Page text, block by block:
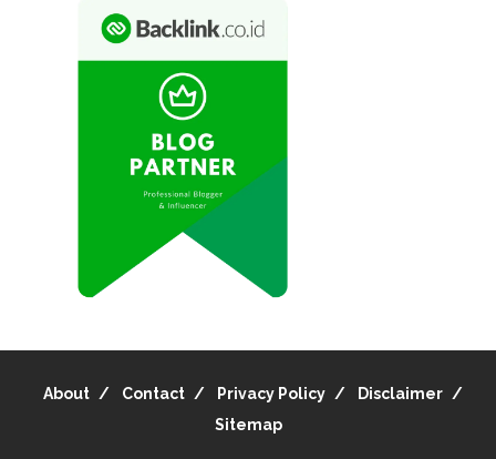
About Contact Privacy Policy
Disclaimer
Sitemap